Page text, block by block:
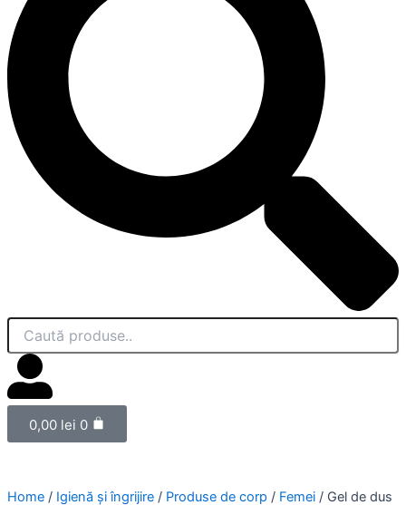
0,00 lei 0
Cart
Home / Igienă și îngrijire / Produse de corp / Femei / Gel de dus